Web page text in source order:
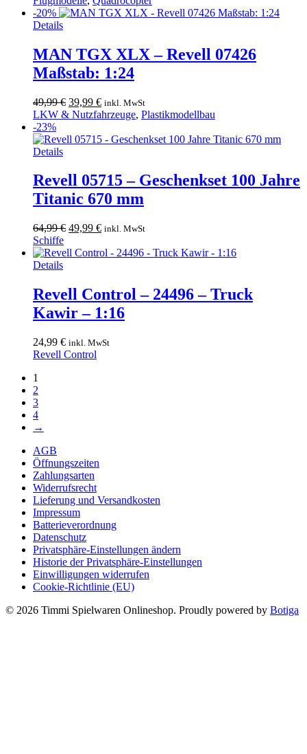
-20%
Details
MAN TGX XLX – Revell 07426
Maßstab: 1:24
49,99€ Ursprünglicher
Preis
49,99 €
39,99 €Aktueller
Preis
39,99 €.
inkl. MwSt
LKW & Nutzfahrzeuge, Plastikmodellbau
-23%
Details
Revell 05715 – Geschenkset 100 Jahre
Titanic 670 mm
64,99€ Ursprünglicher
war:
49,99 €Aktueller
ist:
inkl. MwSt
Schiffe
Details
Revell Control – 24496 – Truck
Kawir – 1:16
24,99 € inkl. MwSt
Revell Control
1
2
3
4
→
AGB
Öffnungszeiten
Zahlungsarten
Widerrufsrecht
Lieferung und Versandkosten
Impressum
Batterieverordnung
Datenschutz
Privatsphäre-Einstellungen ändern
Historie der Privatsphäre-Einstellungen
Einwilligungen widerrufen
Cookie-Richtlinie (EU)
© 2026 Timmi Spielwaren Onlineshop. Proudly powered by Botiga